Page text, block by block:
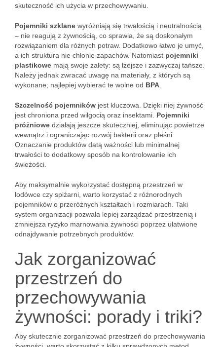
skuteczność ich użycia w przechowywaniu.
Pojemniki szklane wyróżniają się trwałością i neutralnością
– nie reagują z żywnością, co sprawia, że są doskonałym
rozwiązaniem dla różnych potraw. Dodatkowo łatwo je umyć,
a ich struktura nie chłonie zapachów. Natomiast pojemniki
plastikowe mają swoje zalety: są lżejsze i zazwyczaj tańsze.
Należy jednak zwracać uwagę na materiały, z których są
wykonane; najlepiej wybierać te wolne od BPA
Szczelność pojemników jest kluczowa. Dzięki niej żywność
jest chroniona przed wilgocią oraz insektami. Pojemniki
próżniowe działają jeszcze skuteczniej, eliminując powietrze
wewnątrz i ograniczając rozwój bakterii oraz pleśni.
Oznaczanie produktów datą ważności lub minimalnej
trwałości to dodatkowy sposób na kontrolowanie ich
świeżości.
Aby maksymalnie wykorzystać dostępną przestrzeń w
lodówce czy spiżarni, warto korzystać z różnorodnych
pojemników o przeróżnych kształtach i rozmiarach. Taki
system organizacji pozwala lepiej zarządzać przestrzenią i
zmniejsza ryzyko marnowania żywności poprzez ułatwione
odnajdywanie potrzebnych produktów.
Jak zorganizować
przestrzeń do
przechowywania
żywności: porady i triki?
Aby skutecznie zorganizować przestrzeń do przechowywania